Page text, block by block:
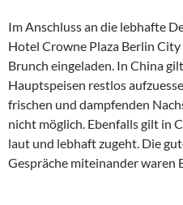
Im Anschluss an die lebhafte
Hotel Crowne Plaza Berlin
Brunch eingeladen. In China
Hauptspeisen restlos
frischen und dampfenden
nicht möglich. Ebenfalls gilt in
laut und lebhaft zugeht. Die
Gespräche miteinander waren